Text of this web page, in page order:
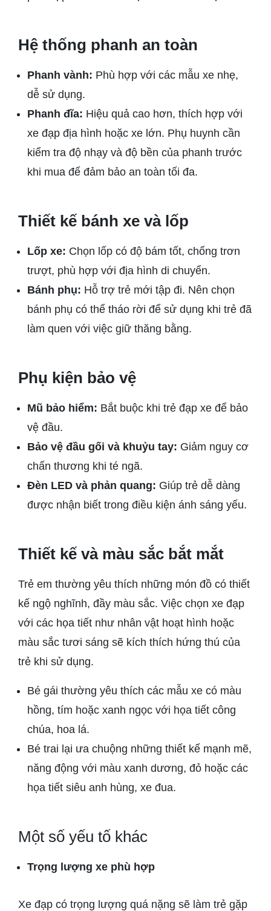
Hệ thống phanh an toàn
Phanh vành: Phù hợp với các mẫu xe nhẹ,
dễ sử dụng.
Phanh đĩa: Hiệu quả cao hơn, thích hợp với
xe đạp địa hình hoặc xe lớn. Phụ huynh cần
kiểm tra độ nhạy và độ bền của phanh trước
khi mua để đảm bảo an toàn tối đa.
Thiết kế bánh xe và lốp
Lốp xe: Chọn lốp có độ bám tốt, chống trơn
trượt, phù hợp với địa hình di chuyển.
Bánh phụ: Hỗ trợ trẻ mới tập đi. Nên chọn
bánh phụ có thể tháo rời để sử dụng khi trẻ đã
làm quen với việc giữ thăng bằng.
Phụ kiện bảo vệ
Mũ bảo hiểm: Bắt buộc khi trẻ đạp xe để bảo
vệ đầu.
Bảo vệ đầu gối và khuỷu tay: Giảm nguy cơ
chấn thương khi té ngã.
Đèn LED và phản quang: Giúp trẻ dễ dàng
được nhận biết trong điều kiện ánh sáng yếu.
Thiết kế và màu sắc bắt mắt
Trẻ em thường yêu thích những món đồ có thiết
kế ngộ nghĩnh, đầy màu sắc. Việc chọn xe đạp
với các họa tiết như nhân vật hoạt hình hoặc
màu sắc tươi sáng sẽ kích thích hứng thú của
trẻ khi sử dụng.
Bé gái thường yêu thích các mẫu xe có màu
hồng, tím hoặc xanh ngọc với họa tiết công
chúa, hoa lá.
Bé trai lại ưa chuộng những thiết kế mạnh mẽ,
năng động với màu xanh dương, đỏ hoặc các
họa tiết siêu anh hùng, xe đua.
Một số yếu tố khác
Trọng lượng xe phù hợp
Xe đạp có trọng lượng quá nặng sẽ làm trẻ gặp